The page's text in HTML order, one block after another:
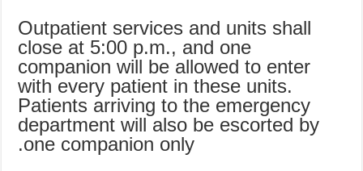
Outpatient services and units shall
close at 5:00 p.m., and one
companion will be allowed to enter
with every patient in these units.
Patients arriving to the emergency
department will also be escorted by
one companion only.